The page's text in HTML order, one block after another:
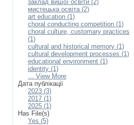
заклад вищої освіти (2)
мистецька освіта (2)
art education (1)
choral conducting competition (1)
choral culture, customary practices
(1)
cultural and historical memory (1)
cultural development processes (1)
educational environment (1)
identity (1)
... View More
Дата публікації
2023 (3)
2017 (1)
2025 (1)
Has File(s)
Yes (5)